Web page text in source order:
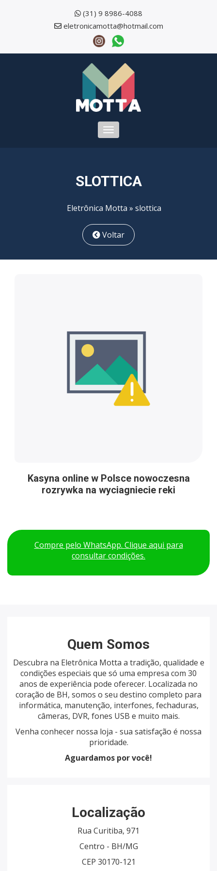
(31) 9 8986-4088
eletronicamotta@hotmail.com
Toggle
SLOTTICA
Eletrônica Motta » slottica
Voltar
Kasyna online w Polsce nowoczesna
rozrywka na wyciagniecie reki
Compre pelo WhatsApp. Clique aqui para
consultar condições.
Quem Somos
Descubra na Eletrônica Motta a tradição, qualidade e
condições especiais que só uma empresa com 30
anos de experiência pode oferecer. Localizada no
coração de BH, somos o seu destino completo para
informática, manutenção, interfones, fechaduras,
câmeras, DVR, fones USB e muito mais.
Venha conhecer nossa loja - sua satisfação é nossa
prioridade.
Aguardamos por você!
Localização
Rua Curitiba, 971
Centro - BH/MG
CEP 30170-121